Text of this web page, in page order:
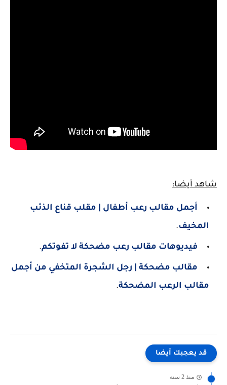
شاهد أيضا:
أجمل مقالب رعب أطفال | مقلب قناع الذئب
المخيف.
فيديوهات مقالب رعب مضحكة لا تفوتكم.
مقالب مضحكة | رجل الشجرة المتخفي من أجمل
مقالب الرعب المضحكة.
قد يعجبك أيضا
منذ 2 سنة